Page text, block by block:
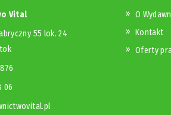
Vital
55 lok. 24
06
O
Kontakt
Oferty